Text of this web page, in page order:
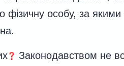
фізичну особу, за
Законодавством не